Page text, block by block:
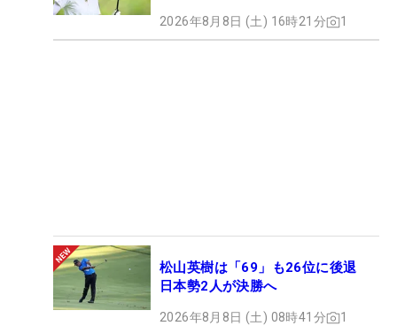
2026年8月8日 (土) 16時21分 1
松山英樹は「69」も26位に後退
日本勢2人が決勝へ
2026年8月8日 (土) 08時41分 1